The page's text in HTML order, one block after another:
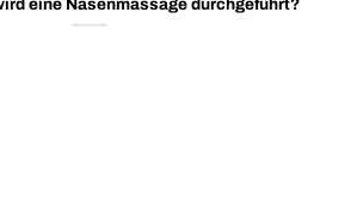
eine Nasenmassage durchgeführt?